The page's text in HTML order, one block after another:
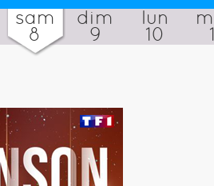
sam
8
dim
9
lun
10